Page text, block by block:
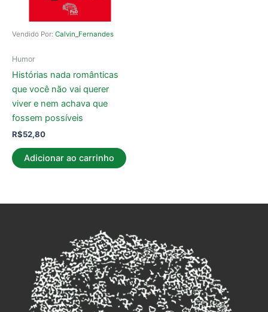
Vendido Por: Calvin_Fernandes
Humor
Histórias nada românticas
que você não vai querer
viver e nem achava que
fossem possíveis
R$52,80
Adicionar ao carrinho